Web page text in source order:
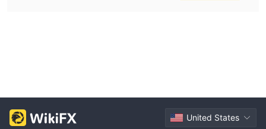
United States